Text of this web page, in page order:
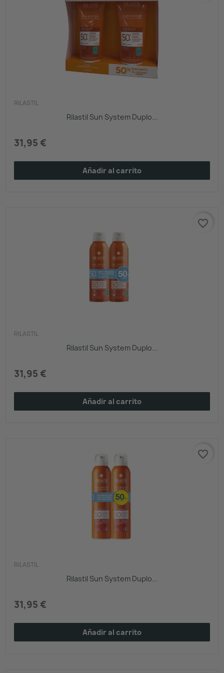
RILASTIL
Rilastil Sun System Duplo...
31,95 €
Añadir al carrito
RILASTIL
Rilastil Sun System Duplo...
31,95 €
Añadir al carrito
favorite_border
RILASTIL
Rilastil Sun System Duplo...
31,95 €
Añadir al carrito
favorite_border